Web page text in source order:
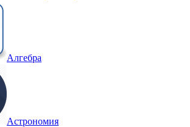
Алгебра
Астрономия